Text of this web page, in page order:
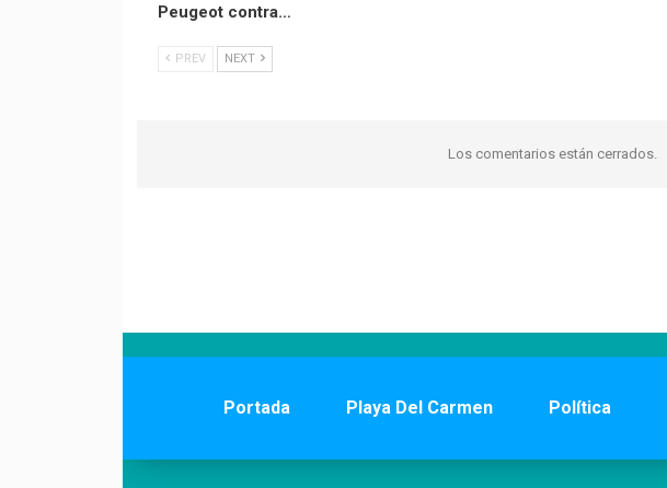
Peugeot contra…
PREV NEXT
Los comentarios están cerrados.
Portada Playa Del Carmen Política